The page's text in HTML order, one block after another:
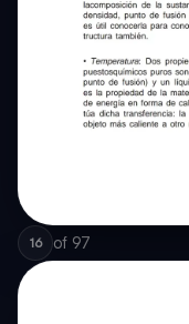
16 of 97